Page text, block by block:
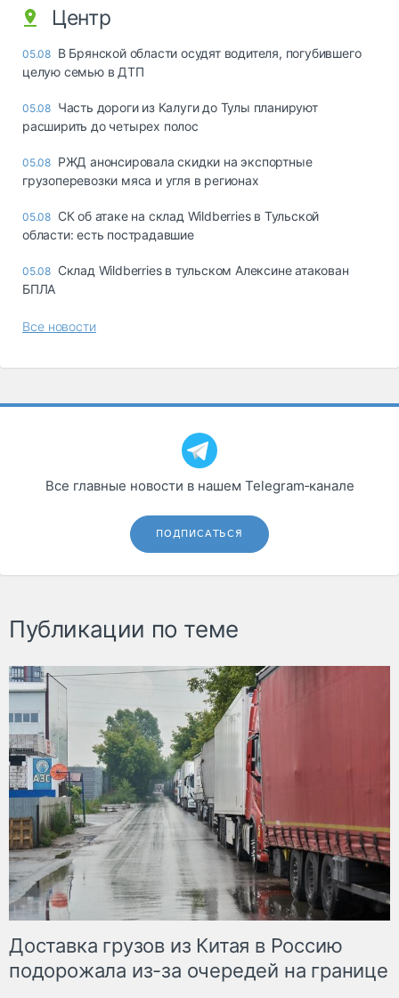
Центр
05.08 В Брянской области осудят водителя, погубившего
целую семью в ДТП
05.08 Часть дороги из Калуги до Тулы планируют
расширить до четырех полос
05.08 РЖД анонсировала скидки на экспортные
грузоперевозки мяса и угля в регионах
05.08 СК об атаке на склад Wildberries в Тульской
области: есть пострадавшие
05.08 Склад Wildberries в тульском Алексине атакован
БПЛА
Все новости
Все главные новости в нашем Telegram‑канале
ПОДПИСАТЬСЯ
Публикации по теме
Доставка грузов из Китая в Россию
подорожала из-за очередей на границе